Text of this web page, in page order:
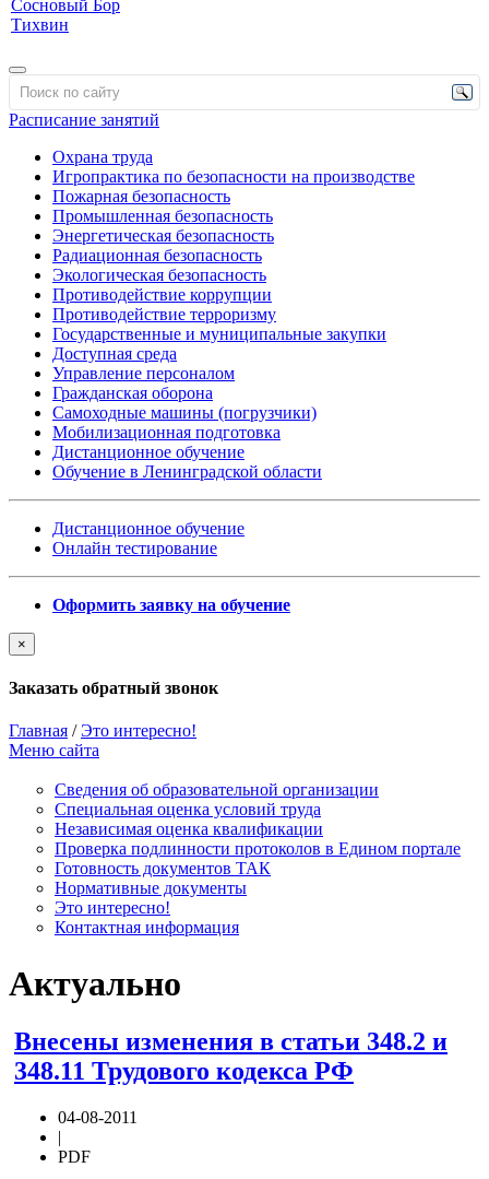
Сосновый Бор
Тихвин
Расписание занятий
Охрана труда
Игропрактика по безопасности на производстве
Пожарная безопасность
Промышленная безопасность
Энергетическая безопасность
Радиационная безопасность
Экологическая безопасность
Противодействие коррупции
Противодействие терроризму
Государственные и муниципальные закупки
Доступная среда
Управление персоналом
Гражданская оборона
Самоходные машины (погрузчики)
Мобилизационная подготовка
Дистанционное обучение
Обучение в Ленинградской области
Дистанционное обучение
Онлайн тестирование
Оформить заявку на обучение
×
Заказать обратный звонок
Главная /Это интересно!
Меню сайта
Сведения об образовательной организации
Cпециальная оценка условий труда
Независимая оценка квалификации
Проверка подлинности протоколов в Едином портале
Готовность документов ТАК
Нормативные документы
Это интересно!
Контактная информация
Актуально
Внесены изменения в статьи 348.2 и
348.11 Трудового кодекса РФ
04-08-2011
|
PDF